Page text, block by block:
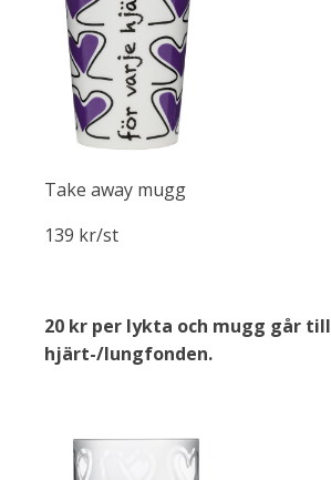
Take away mugg
139 kr/st
20 kr per lykta och mugg går till
hjärt-/lungfonden.